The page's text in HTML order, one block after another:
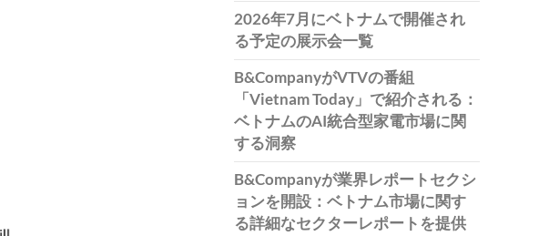
2026年7月にベトナムで開催され
る予定の展示会一覧
B&CompanyがVTVの番組
「Vietnam Today」で紹介される：
ベトナムのAI統合型家電市場に関
する洞察
B&Companyが業界レポートセクシ
ョンを開設：ベトナム市場に関す
る詳細なセクターレポートを提供